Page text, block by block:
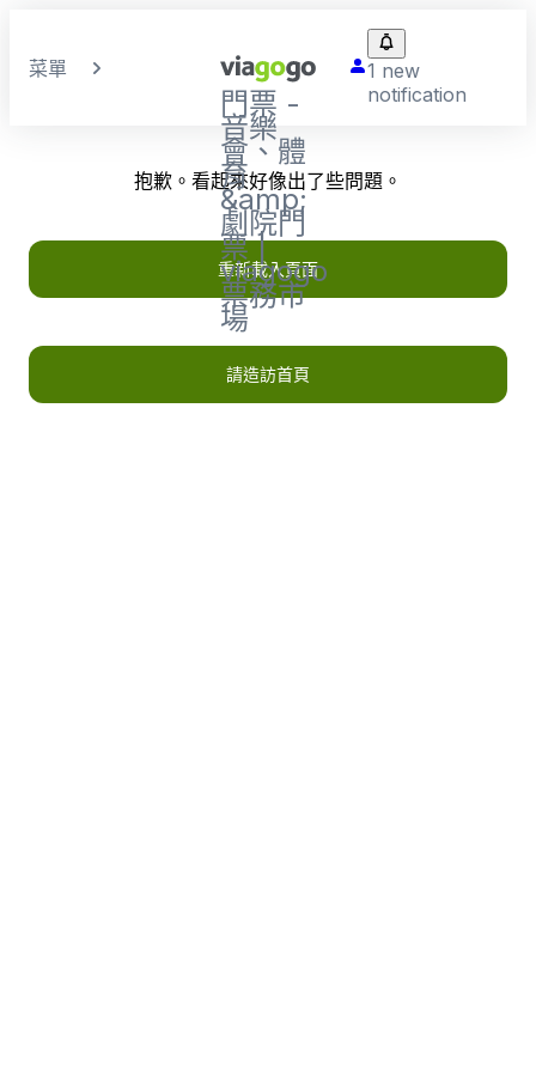
菜單
門票 -
音樂
會、體
育
&amp;
劇院門
票 |
viagogo
票務市
場
1 new
notification
抱歉。看起來好像出了些問題。
重新載入頁面
請造訪首頁